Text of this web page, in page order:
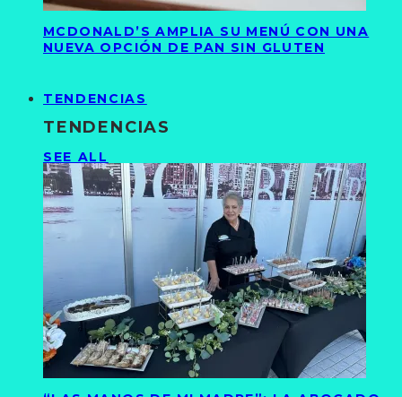
MCDONALD’S AMPLIA SU MENÚ CON UNA
NUEVA OPCIÓN DE PAN SIN GLUTEN
TENDENCIAS
TENDENCIAS
SEE ALL